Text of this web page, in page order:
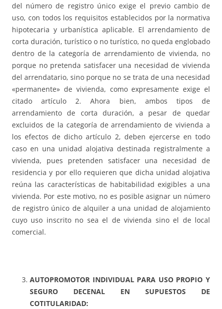
del número de registro único exige el previo cambio de
uso, con todos los requisitos establecidos por la normativa
hipotecaria y urbanística aplicable. El arrendamiento de
corta duración, turístico o no turístico, no queda englobado
dentro de la categoría de arrendamiento de vivienda, no
porque no pretenda satisfacer una necesidad de vivienda
del arrendatario, sino porque no se trata de una necesidad
«permanente» de vivienda, como expresamente exige el
citado artículo 2. Ahora bien, ambos tipos de
arrendamiento de corta duración, a pesar de quedar
excluidos de la categoría de arrendamiento de vivienda a
los efectos de dicho artículo 2, deben ejercerse en todo
caso en una unidad alojativa destinada registralmente a
vivienda, pues pretenden satisfacer una necesidad de
residencia y por ello requieren que dicha unidad alojativa
reúna las características de habitabilidad exigibles a una
vivienda. Por este motivo, no es posible asignar un número
de registro único de alquiler a una unidad de alojamiento
cuyo uso inscrito no sea el de vivienda sino el de local
comercial.
AUTOPROMOTOR INDIVIDUAL PARA USO PROPIO Y
SEGURO DECENAL EN SUPUESTOS DE
COTITULARIDAD: